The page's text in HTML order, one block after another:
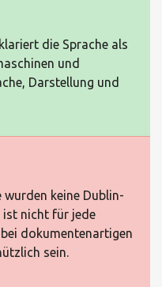
die Sprache als
und
Darstellung und
keine Dublin-
ist nicht für jede
dokumentenartigen
sein.